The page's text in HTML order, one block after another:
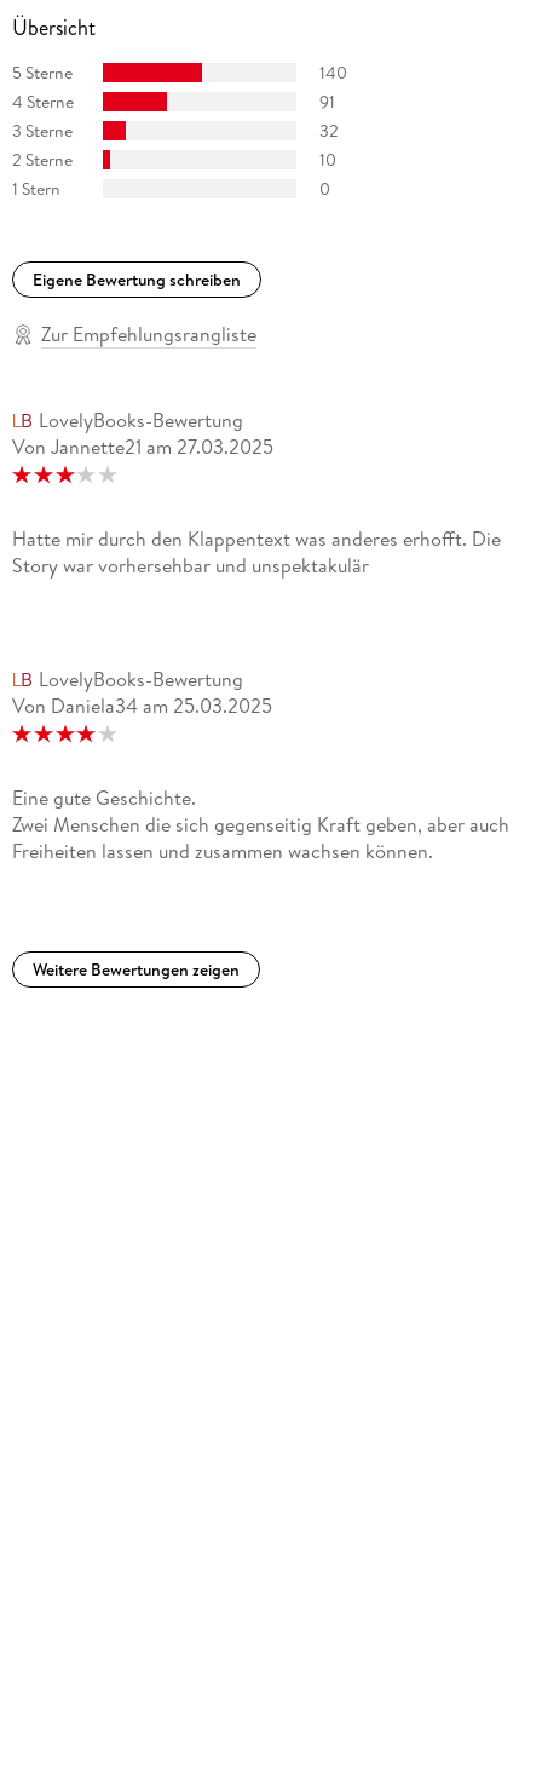
Übersicht
5 Sterne
140
4 Sterne
91
3 Sterne
32
2 Sterne
10
1 Stern
0
Eigene Bewertung schreiben
Zur Empfehlungsrangliste
LovelyBooks-Bewertung
Von Jannette21 am 27.03.2025
Hatte mir durch den Klappentext was anderes erhofft. Die
Story war vorhersehbar und unspektakulär
LovelyBooks-Bewertung
Von Daniela34 am 25.03.2025
Eine gute Geschichte.
Zwei Menschen die sich gegenseitig Kraft geben, aber auch
Freiheiten lassen und zusammen wachsen können.
Weitere Bewertungen zeigen